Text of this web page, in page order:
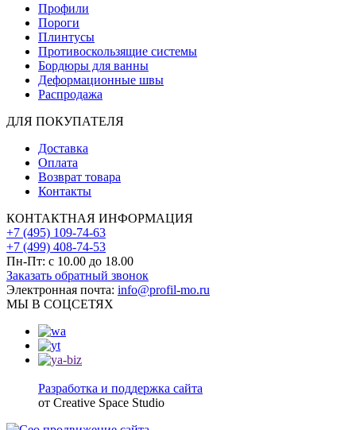
Профили
Пороги
Плинтусы
Противоскользящие системы
Бордюры для ванны
Деформационные швы
Распродажа
ДЛЯ ПОКУПАТЕЛЯ
Доставка
Оплата
Возврат товара
Контакты
КОНТАКТНАЯ ИНФОРМАЦИЯ
+7 (495) 109-74-63
+7 (499) 408-74-53
Пн-Пт: с 10.00 до 18.00
Заказать обратный звонок
Электронная почта: info@profil-mo.ru
МЫ В СОЦСЕТЯХ
Разработка и поддержка сайта
от Creative Space Studio